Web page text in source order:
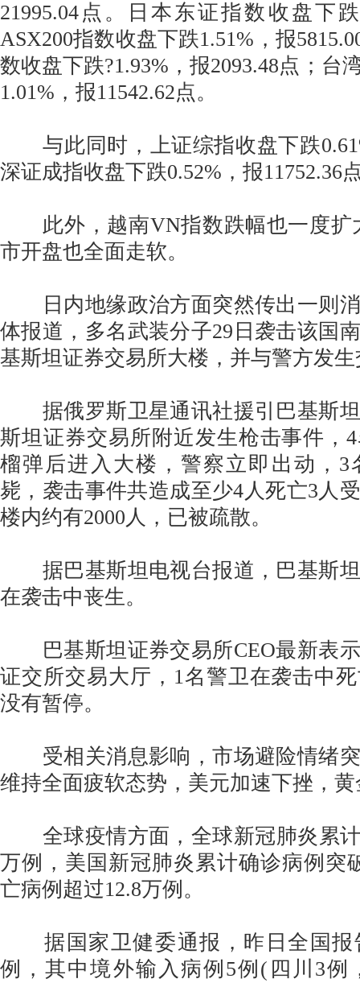
21995.04点。日本东证指数收盘下
ASX200指数收盘下跌1.51%，报
数收盘下跌?1.93%，报2093.48点；台
1.01%，报11542.62点。
与此同时，上证综指收盘下跌
深证成指收盘下跌0.52%，报11752.36
此外，越南VN指数跌幅也一度扩
市开盘也全面走软。
日内地缘政治方面突然传出一则消
体报道，多名武装分子29日袭击该国
基斯坦证券交易所大楼，并与警方发
据俄罗斯卫星通讯社援引巴基斯坦
斯坦证券交易所附近发生枪击事件，
榴弹后进入大楼，警察立即出动，3
毙，袭击事件共造成至少4人死亡3人
楼内约有2000人，已被疏散。
据巴基斯坦电视台报道，巴基斯坦
在袭击中丧生。
巴基斯坦证券交易所CEO最新表示
证交所交易大厅，1名警卫在袭击中
没有暂停。
受相关消息影响，市场避险情绪突
维持全面疲软态势，美元加速下挫，
全球疫情方面，全球新冠肺炎累计
万例，美国新冠肺炎累计确诊病例突
亡病例超过12.8万例。
据国家卫健委通报，昨日全国报
例，其中境外输入病例5例(四川3例